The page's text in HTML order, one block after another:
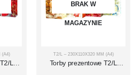
(A4)
L
BRAK W
MAGAZYNIE
T2/L – 230X110X320 MM (A4)
Torby prezentowe T2/L